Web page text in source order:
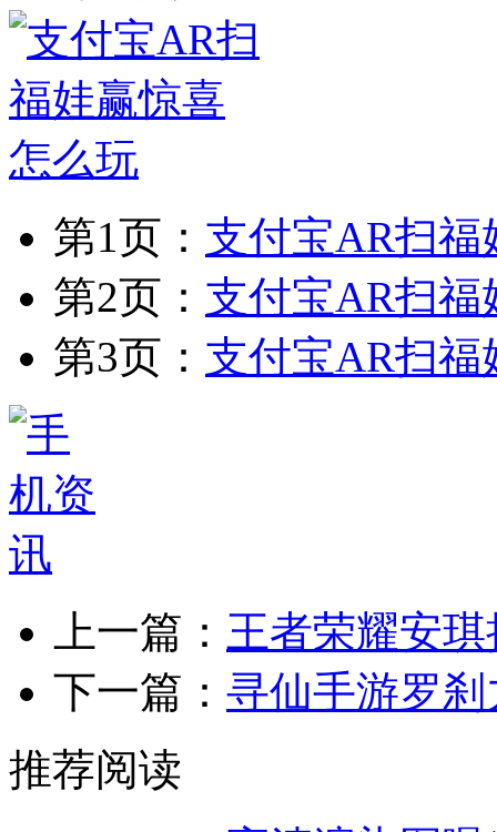
第1页： 支付宝AR扫福
第2页： 支付宝AR扫福
第3页： 支付宝AR扫福
上一篇： 王者荣耀安
下一篇： 寻仙手游罗
推荐阅读